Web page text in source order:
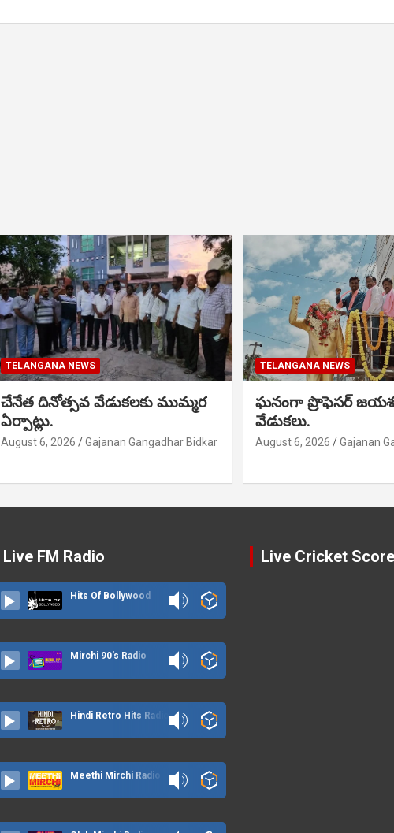
TELANGANA NEWS
చేనేత దినోత్సవ వేడుకలకు ముమ్మర
ఏర్పాట్లు.
August 6, 2026 Gajanan Gangadhar Bidkar
TELANGANA NEWS
ఘనంగా ప్రొఫెసర్
వేడుకలు.
August 6, 2026 Gajanan
Live FM Radio
Hits Of Bollywood
Mirchi 90's Radio
Hindi Retro Hits Radio
Meethi Mirchi Radio
Live Cricket Score